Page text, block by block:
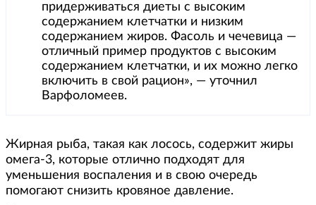
придерживаться диеты с высоким
содержанием клетчатки и низким
содержанием жиров. Фасоль и чечевица —
отличный пример продуктов с высоким
содержанием клетчатки, и их можно легко
включить в свой рацион», — уточнил
Варфоломеев.
Жирная рыба, такая как лосось, содержит жиры
омега-3, которые отлично подходят для
уменьшения воспаления и в свою очередь
помогают снизить кровяное давление.